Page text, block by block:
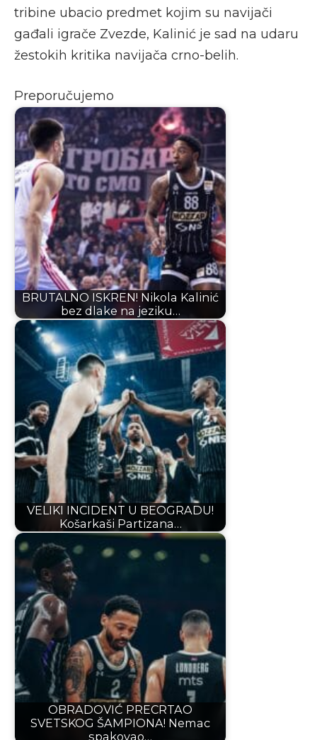
tribine ubacio predmet kojim su navijači
gađali igrače Zvezde, Kalinić je sad na udaru
žestokih kritika navijača crno-belih.
Preporučujemo
BRUTALNO ISKREN! Nikola Kalinić
bez dlake na jeziku…
VELIKI INCIDENT U BEOGRADU!
Košarkaši Partizana…
OBRADOVIĆ PRECRTAO
SVETSKOG ŠAMPIONA! Nemac
spakovao…